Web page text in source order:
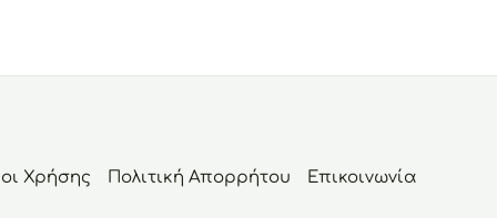
Χρήσης Πολιτική Απορρήτου Επικοινωνία